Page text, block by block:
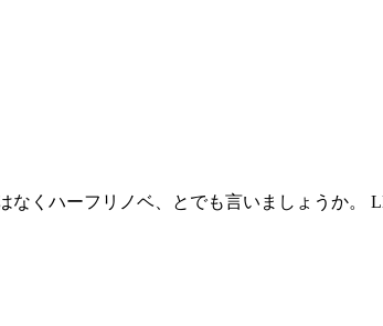
くハーフリノベ、とでも言いましょうか。